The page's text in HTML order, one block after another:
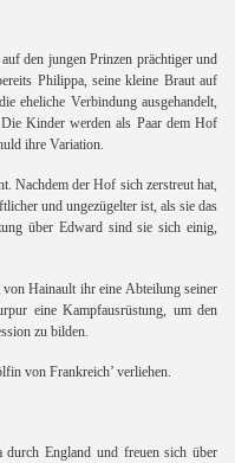
den jungen Prinzen prächtiger und
Philippa, seine kleine Braut auf
eheliche Verbindung ausgehandelt,
Kinder werden als Paar dem Hof
ihre Variation.
Nachdem der Hof sich zerstreut hat,
und ungezügelter ist, als sie das
über Edward sind sie sich einig,
Hainault ihr eine Abteilung seiner
eine Kampfausrüstung, um den
zu bilden.
von Frankreich’ verliehen.
England und freuen sich über